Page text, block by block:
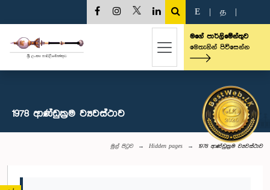
E த
මගේ පාර්ලිමේන්තුව
මෙතැනින් පිවිසෙන්න
1978 ආණ්ඩුක්‍රම ව්‍යවස්ථාව
මුල් පිටුව Hidden pages 1978 ආණ්ඩුක්‍රම ව්‍යවස්ථාව